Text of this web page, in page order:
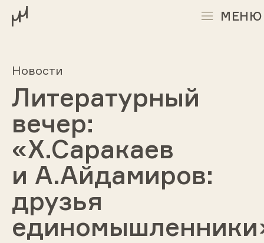
МЕНЮ
Новости
Литературный
вечер:
«Х.Саракаев
и А.Айдамиров:
друзья